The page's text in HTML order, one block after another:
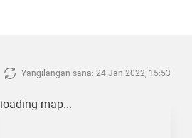
Yangilangan sana: 24 Jan 2022, 15:53
loading map...